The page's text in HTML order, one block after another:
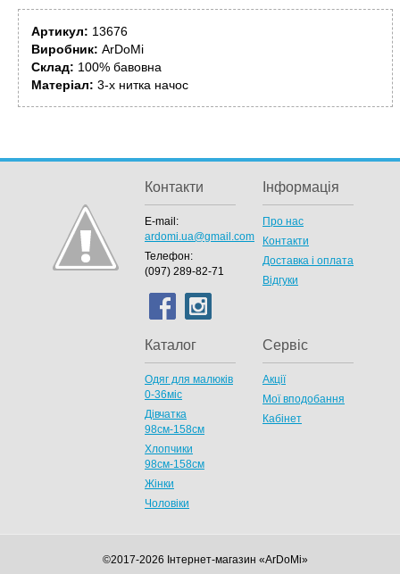
Артикул: 13676
Виробник: ArDoMi
Склад: 100% бавовна
Матеріал: 3-х нитка начос
Контакти
E-mail:
ardomi.ua@gmail.com
Телефон:
(097) 289-82-71
Інформація
Про нас
Контакти
Доставка і оплата
Відгуки
Каталог
Одяг для малюків
0-36міс
Дівчатка
98cм-158см
Хлопчики
98см-158см
Жінки
Чоловіки
Сервіс
Акції
Мої вподобання
Кабінет
©2017-2026 Інтернет-магазин «ArDoMi»